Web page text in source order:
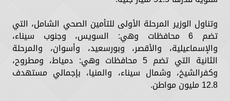
وتناول الوزير المرحلة الأولى للتأمين الصحي الشامل، التي
تضم 6 محافظات وهي: السويس، وجنوب سيناء،
والإسماعيلية، والأقصر، وبورسعيد، وأسوان، والمرحلة
الثانية التي تضم 5 محافظات وهي: دمياط، ومطروح،
وكفرالشيخ، وشمال سيناء، والمنيا، بإجمالي مستهدف
12.8 مليون مواطن.